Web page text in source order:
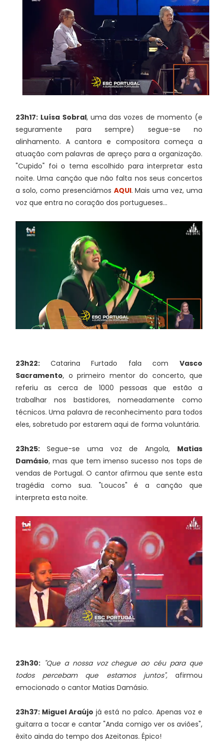
23h17: Luísa Sobral, uma das vozes de momento (e
seguramente para sempre) segue-se no
alinhamento. A cantora e compositora começa a
atuação com palavras de apreço para a organização.
"Cupido" foi o tema escolhido para interpretar esta
noite. Uma canção que não falta nos seus concertos
a solo, como presenciámos AQUI. Mais uma vez, uma
voz que entra no coração dos portugueses...
23h22: Catarina Furtado fala comVasco
Sacramento, o primeiro mentor do concerto, que
referiu as cerca de 1000 pessoas que estão a
trabalhar nos bastidores, nomeadamente como
técnicos. Uma palavra de reconhecimento para todos
eles, sobretudo por estarem aqui de forma voluntária.
23h25: Segue-se uma voz de Angola, Matias
Damásio, mas que tem imenso sucesso nos tops de
vendas de Portugal. O cantor afirmou que sente esta
tragédia como sua. "Loucos" é a canção que
interpreta esta noite.
23h30: "Que a nossa voz chegue ao céu para que
todos percebam que estamos juntos", afirmou
emocionado o cantor Matias Damásio.
23h37: Miguel Araújo já está no palco. Apenas voz e
guitarra a tocar e cantar "Anda comigo ver os aviões",
êxito ainda do tempo dos Azeitonas. Épico!